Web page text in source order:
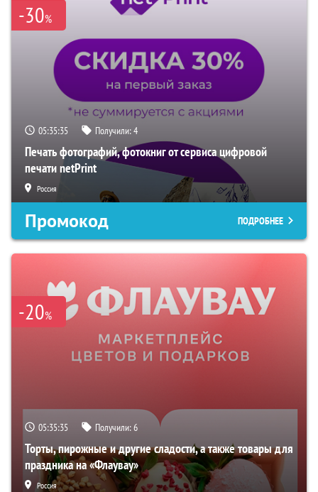
-30%
05:35:34 Получили:4
Печать фотографий, фотокниг от сервиса цифровой
печати netPrint
Россия
Промокод ПОДРОБНЕЕ
-20%
05:35:34 Получили:6
Торты, пирожные и другие сладости, а также товары для
праздника на «Флаувау»
Россия